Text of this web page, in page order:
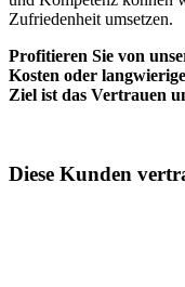
Zufriedenheit umsetzen.
Profitieren Sie von
Kosten oder
Ziel ist das Vertrauen
Diese Kunden